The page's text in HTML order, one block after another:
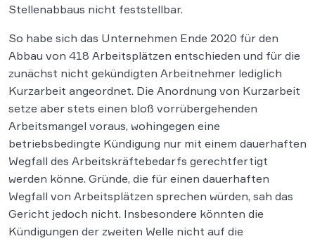
Stellenabbaus nicht feststellbar.
So habe sich das Unternehmen Ende 2020 für den
Abbau von 418 Arbeitsplätzen entschieden und für die
zunächst nicht gekündigten Arbeitnehmer lediglich
Kurzarbeit angeordnet. Die Anordnung von Kurzarbeit
setze aber stets einen bloß vorrübergehenden
Arbeitsmangel voraus, wohingegen eine
betriebsbedingte Kündigung nur mit einem dauerhaften
Wegfall des Arbeitskräftebedarfs gerechtfertigt
werden könne. Gründe, die für einen dauerhaften
Wegfall von Arbeitsplätzen sprechen würden, sah das
Gericht jedoch nicht. Insbesondere könnten die
Kündigungen der zweiten Welle nicht auf die